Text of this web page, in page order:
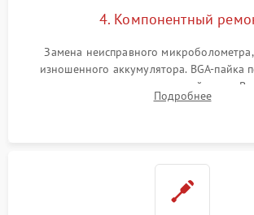
4. Компонентный
Замена неисправного
изношенного аккумулятора. BGA-пайка
контроллеров на материнской плате.
разъемов и кнопок, замена
Подробнее